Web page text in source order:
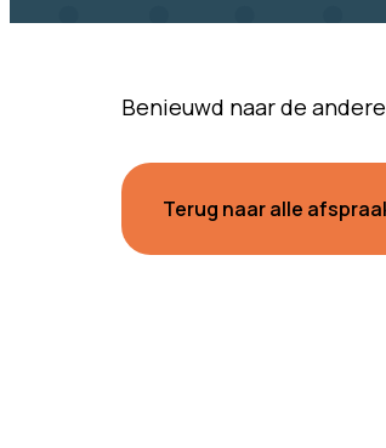
Benieuwd naar de
Terug naar alle